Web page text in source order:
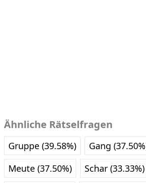
Ähnliche Rätselfragen
Gruppe (39.58%)
Gang
Meute (37.50%)
Schar (33.33%)